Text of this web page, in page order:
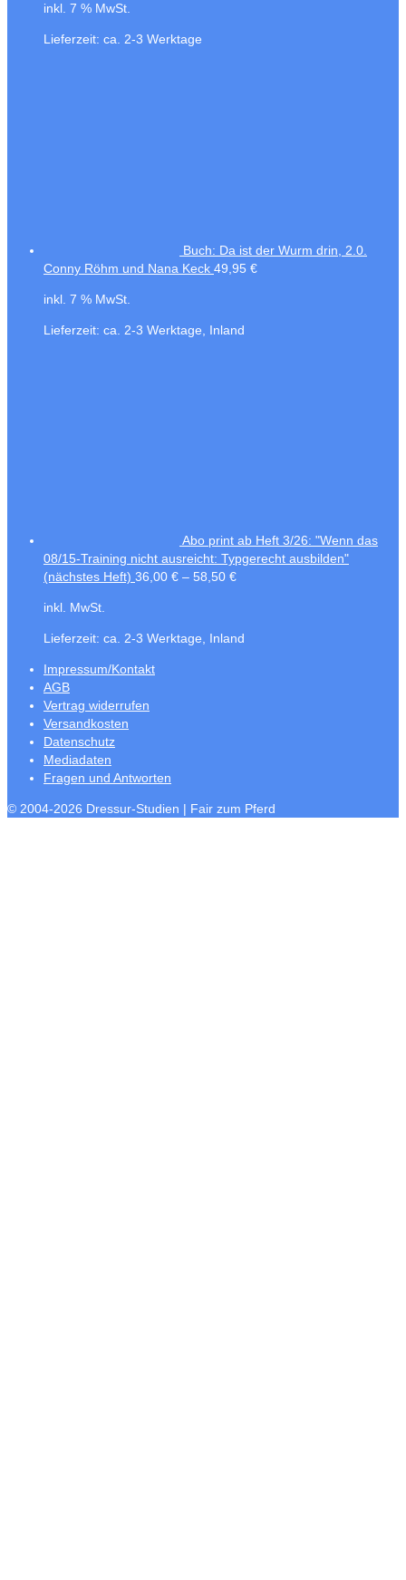
inkl. 7 % MwSt.
Lieferzeit: ca. 2-3 Werktage
Buch: Da ist der Wurm drin, 2.0.
Conny Röhm und Nana Keck 49,95 €
inkl. 7 % MwSt.
Lieferzeit: ca. 2-3 Werktage, Inland
Abo print ab Heft 3/26: "Wenn das
08/15-Training nicht ausreicht: Typgerecht ausbilden"
(nächstes Heft) 36,00 € – 58,50 €
inkl. MwSt.
Lieferzeit: ca. 2-3 Werktage, Inland
Impressum/Kontakt
AGB
Vertrag widerrufen
Versandkosten
Datenschutz
Mediadaten
Fragen und Antworten
© 2004-2026 Dressur-Studien | Fair zum Pferd